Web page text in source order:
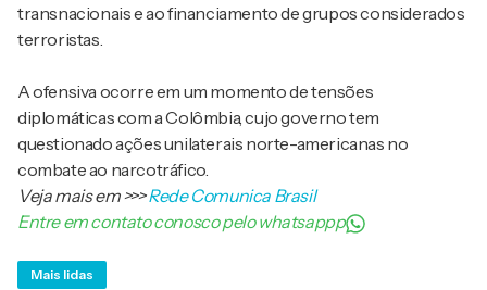
transnacionais e ao financiamento de grupos considerados
terroristas.
A ofensiva ocorre em um momento de tensões
diplomáticas com a Colômbia, cujo governo tem
questionado ações unilaterais norte-americanas no
combate ao narcotráfico.
Veja mais em>>>Rede Comunica Brasil
Entre em contato conosco pelo whatsappp
Mais lidas